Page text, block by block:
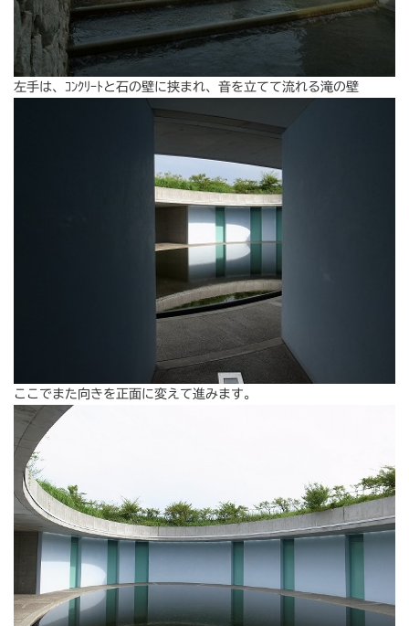
左手は、ｺﾝｸﾘｰﾄと石の壁に挟まれ、音を立てて流れる滝の壁
ここでまた向きを正面に変えて進みます。